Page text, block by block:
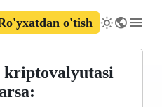
o'tish
kriptovalyutasi